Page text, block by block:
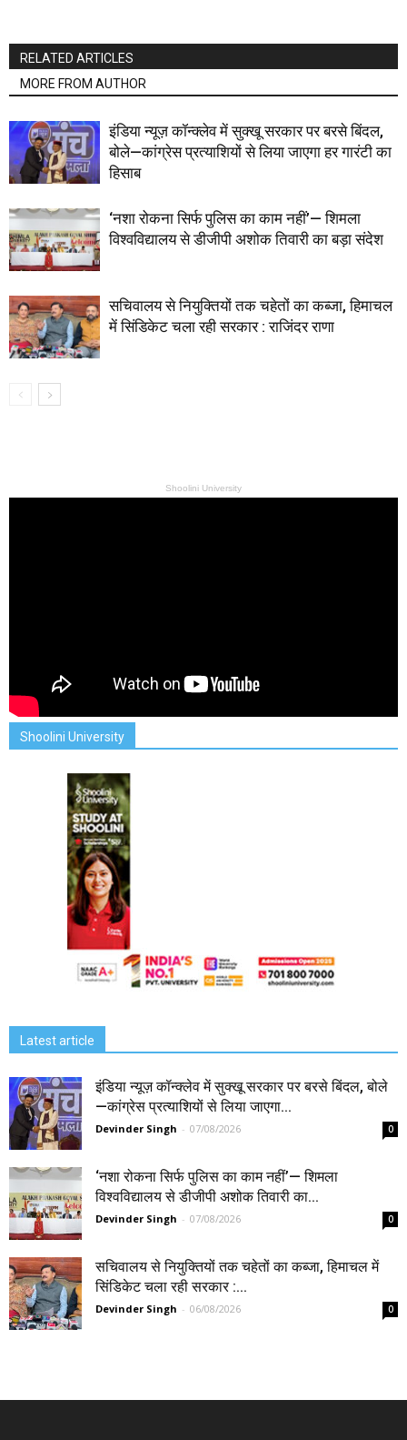
RELATED ARTICLES
MORE FROM AUTHOR
इंडिया न्यूज़ कॉन्क्लेव में सुक्खू सरकार पर बरसे बिंदल,
बोले—कांग्रेस प्रत्याशियों से लिया जाएगा हर गारंटी का
हिसाब
‘नशा रोकना सिर्फ पुलिस का काम नहीं’— शिमला
विश्वविद्यालय से डीजीपी अशोक तिवारी का बड़ा संदेश
सचिवालय से नियुक्तियों तक चहेतों का कब्जा, हिमाचल
में सिंडिकेट चला रही सरकार : राजिंदर राणा
Shoolini University
Shoolini University
Latest article
इंडिया न्यूज़ कॉन्क्लेव में सुक्खू सरकार पर बरसे बिंदल, बोले
—कांग्रेस प्रत्याशियों से लिया जाएगा...
Devinder Singh - 07/08/2026 0
‘नशा रोकना सिर्फ पुलिस का काम नहीं’— शिमला
विश्वविद्यालय से डीजीपी अशोक तिवारी का...
Devinder Singh - 07/08/2026 0
सचिवालय से नियुक्तियों तक चहेतों का कब्जा, हिमाचल में
सिंडिकेट चला रही सरकार :...
Devinder Singh - 06/08/2026 0